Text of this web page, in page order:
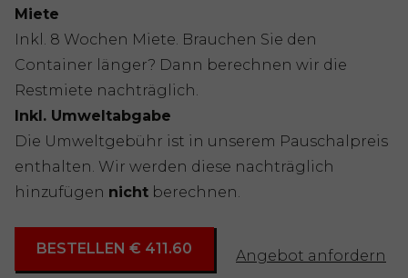
Miete
Inkl. 8 Wochen Miete. Brauchen Sie den
Container länger? Dann berechnen wir die
Restmiete nachträglich.
Inkl. Umweltabgabe
Die Umweltgebühr ist in unserem Pauschalpreis
enthalten. Wir werden diese nachträglich
hinzufügen nicht berechnen.
BESTELLEN € 411.60 Angebot anfordern